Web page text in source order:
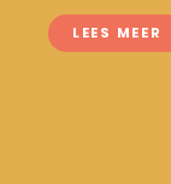
LEES MEER